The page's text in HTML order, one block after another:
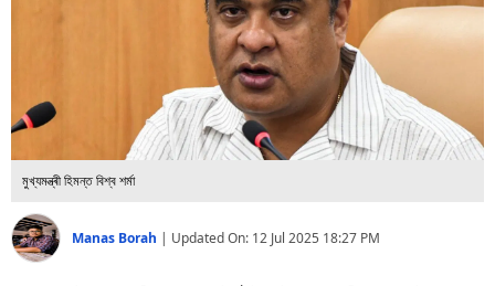
মুখ্যমন্ত্ৰী হিমন্ত বিশ্ব শৰ্মা
Manas Borah | Updated On: 12 Jul 2025 18:27 PM